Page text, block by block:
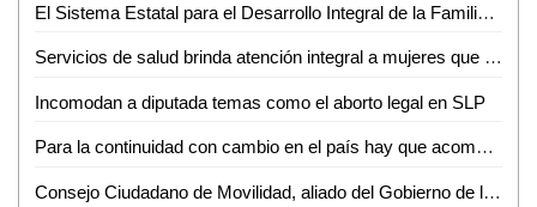
El Sistema Estatal para el Desarrollo Integral de la Familia (DIF), lanzó los lineamientos en materia de adopción del estado de San Luis Potosí
Servicios de salud brinda atención integral a mujeres que viven violencia familiar o sexual
Incomodan a diputada temas como el aborto legal en SLP
Para la continuidad con cambio en el país hay que acompañar al presidente con unidad, lealtad y compromiso: Adán Augusto López Hernández
Consejo Ciudadano de Movilidad, aliado del Gobierno de la Capital: Consejeros